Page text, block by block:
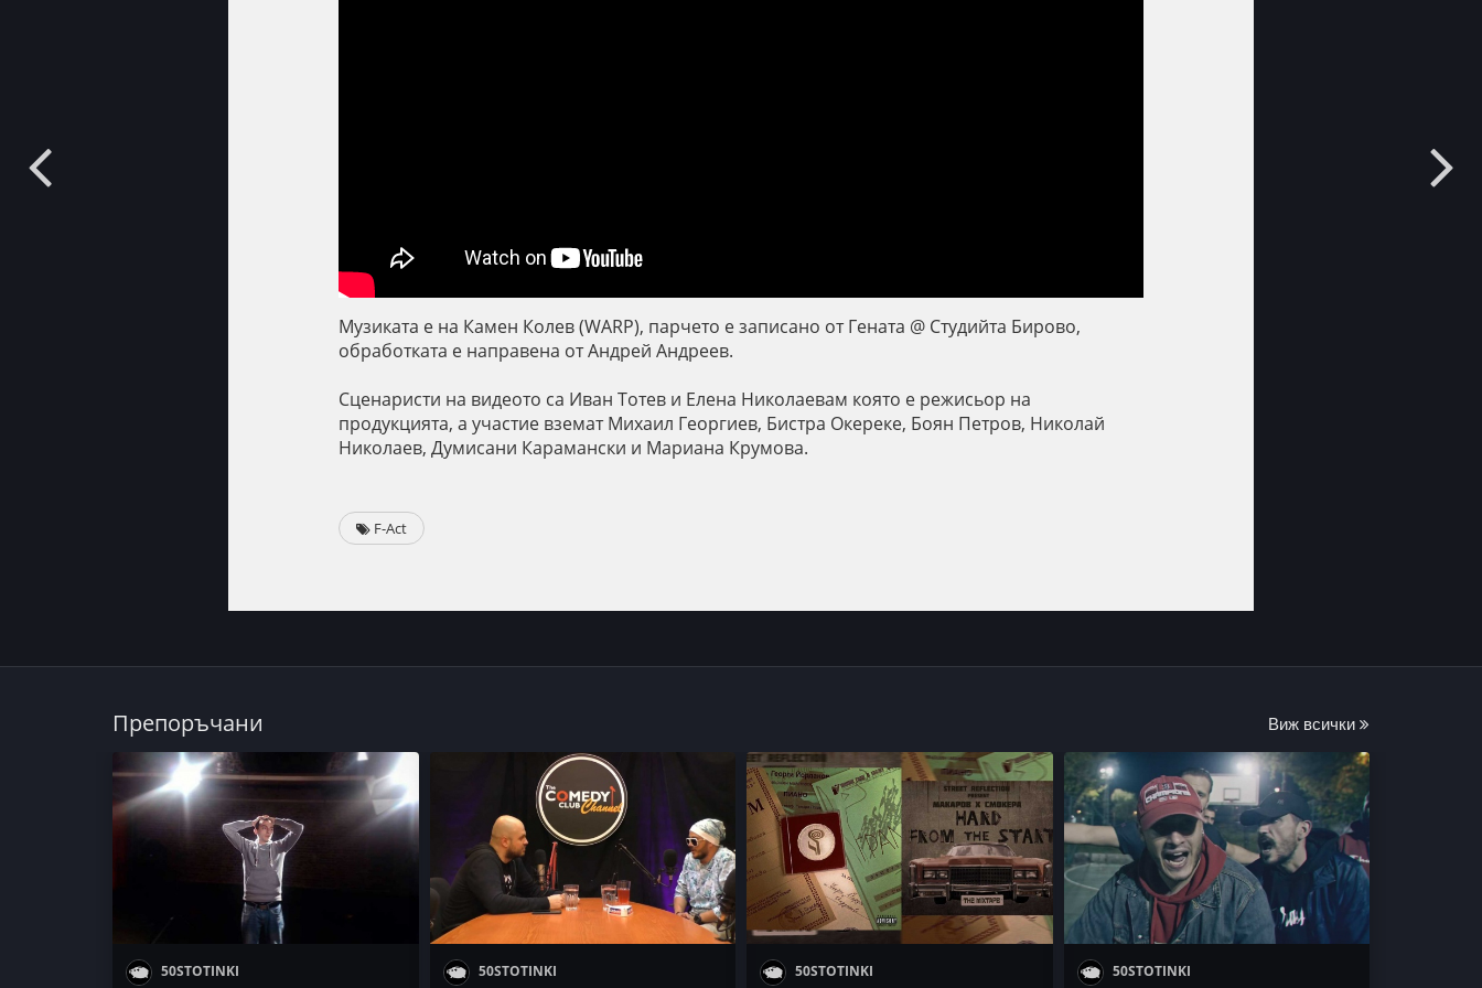
Музиката е на Камен Колев (WARP), парчето е записано от Гената @ Студийта Бирово,
обработката е направена от Андрей Андреев.
Сценаристи на видеото са Иван Тотев и Елена Николаевам която е режисьор на
продукцията, а участие вземат Михаил Георгиев, Бистра Окереке, Боян Петров, Николай
Николаев, Думисани Карамански и Мариана Крумова.
F-Act
Препоръчани Виж всички
50STOTINKI 50STOTINKI 50STOTINKI 50STOTINKI